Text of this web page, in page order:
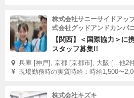
株式会社サニーサイドアッ
式会社グッドアンドカンパニ
【関西】＜国際協力＞に
スタッフ募集!!
兵庫 [神戸], 京都 [京都市], 大阪 [...他2
現場勤務時の実質時給：時給1,500〜
株式会社キズキ